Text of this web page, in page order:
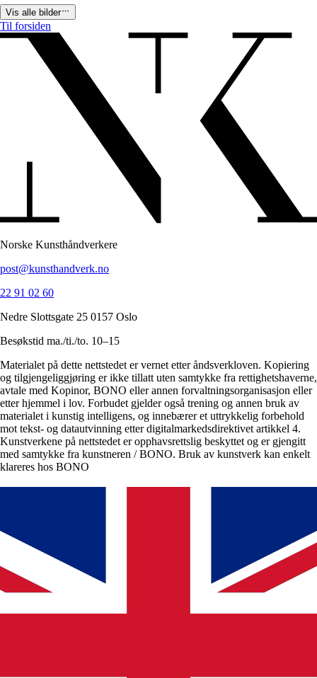
Vis alle bilder
Til forsiden
Norske Kunsthåndverkere
post@kunsthandverk.no
22 91 02 60
Nedre Slottsgate 25 0157 Oslo
Besøkstid ma./ti./to. 10–15
Materialet på dette nettstedet er vernet etter åndsverkloven. Kopiering
og tilgjengeliggjøring er ikke tillatt uten samtykke fra rettighetshaverne,
avtale med Kopinor, BONO eller annen forvaltningsorganisasjon eller
etter hjemmel i lov. Forbudet gjelder også trening og annen bruk av
materialet i kunstig intelligens, og innebærer et uttrykkelig forbehold
mot tekst- og datautvinning etter digitalmarkedsdirektivet artikkel 4.
Kunstverkene på nettstedet er opphavsrettslig beskyttet og er gjengitt
med samtykke fra kunstneren / BONO. Bruk av kunstverk kan enkelt
klareres hos BONO